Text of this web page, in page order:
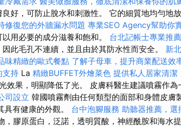
好，可防止脫水和刺激性。 它的細質地均勻地
修復您的外牆漏水問題 專業SEO Agency幫助你
用必要的成分滋養和飽和。 台北記帳士專業推薦
此毛孔不連續，並且由於其防水性而安全。 新
味精緻的歐式餐點 了解子母車，提升商業配送效
支持 La 精緻BUFFET外燴菜色 提供私人居家清潔
效果，明顯降低了光。 皮膚科醫生建議噴霧作為
司設立 韓國噴霧劑由任何類型的面部和身體皮膚
有健康的外觀。 台中泡腳服務 助聽器推薦，
，膠原蛋白，泛諾，透明質酸，神經酰胺和海水